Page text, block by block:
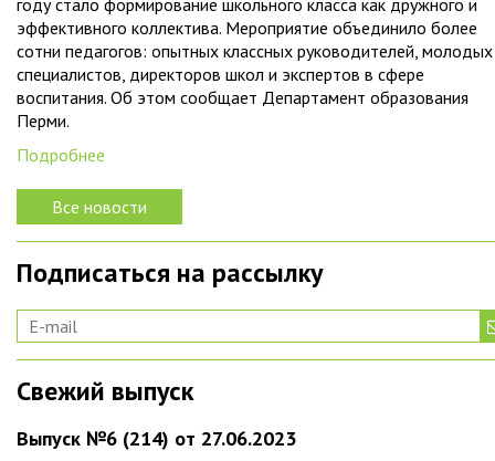
году стало формирование школьного класса как дружного и
эффективного коллектива. Мероприятие объединило более
сотни педагогов: опытных классных руководителей, молодых
специалистов, директоров школ и экспертов в сфере
воспитания. Об этом сообщает Департамент образования
Перми.
Подробнее
Все новости
Подписаться на рассылку
Свежий выпуск
Выпуск №6 (214) от 27.06.2023